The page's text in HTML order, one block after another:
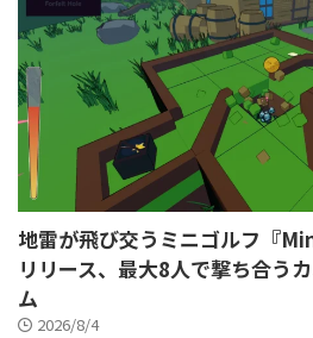
地雷が飛び交うミニゴルフ『
リリース、最大8人で撃ち合う
ム
2026/8/4